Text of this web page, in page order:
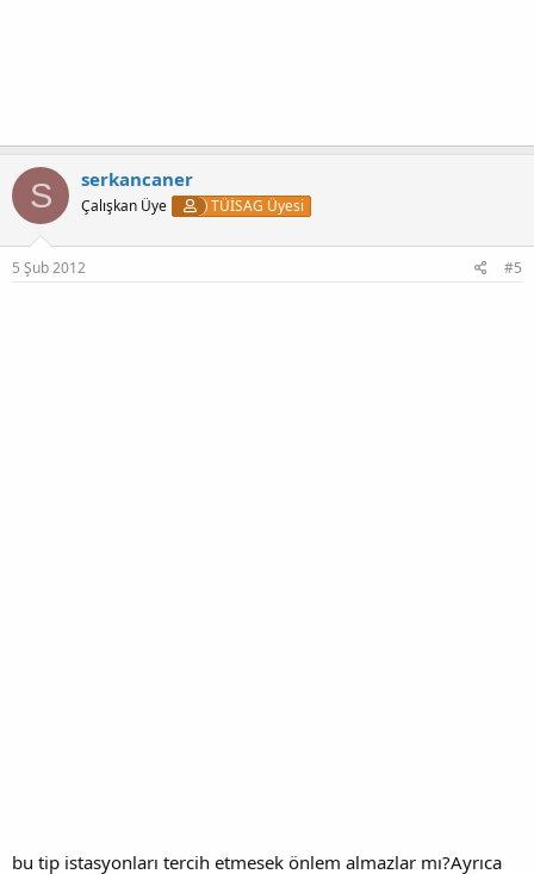
S serkancaner
Çalışkan Üye TÜİSAG Üyesi
5 Şub 2012 #5
bu tip istasyonları tercih etmesek önlem almazlar mı?Ayrıca